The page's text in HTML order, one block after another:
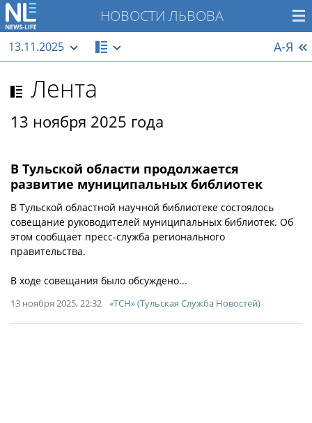
НОВОСТИ ЛЬВОВА
13.11.2025 А-Я
Лента
13 ноября 2025 года
В Тульской области продолжается
развитие муниципальных библиотек
В Тульской областной научной библиотеке состоялось
совещание руководителей муниципальных библиотек. Об
этом сообщает пресс-служба регионального
правительства.
В ходе совещания было обсуждено...
13 ноября 2025, 22:32 «ТСН» (Тульская Служба Новостей)